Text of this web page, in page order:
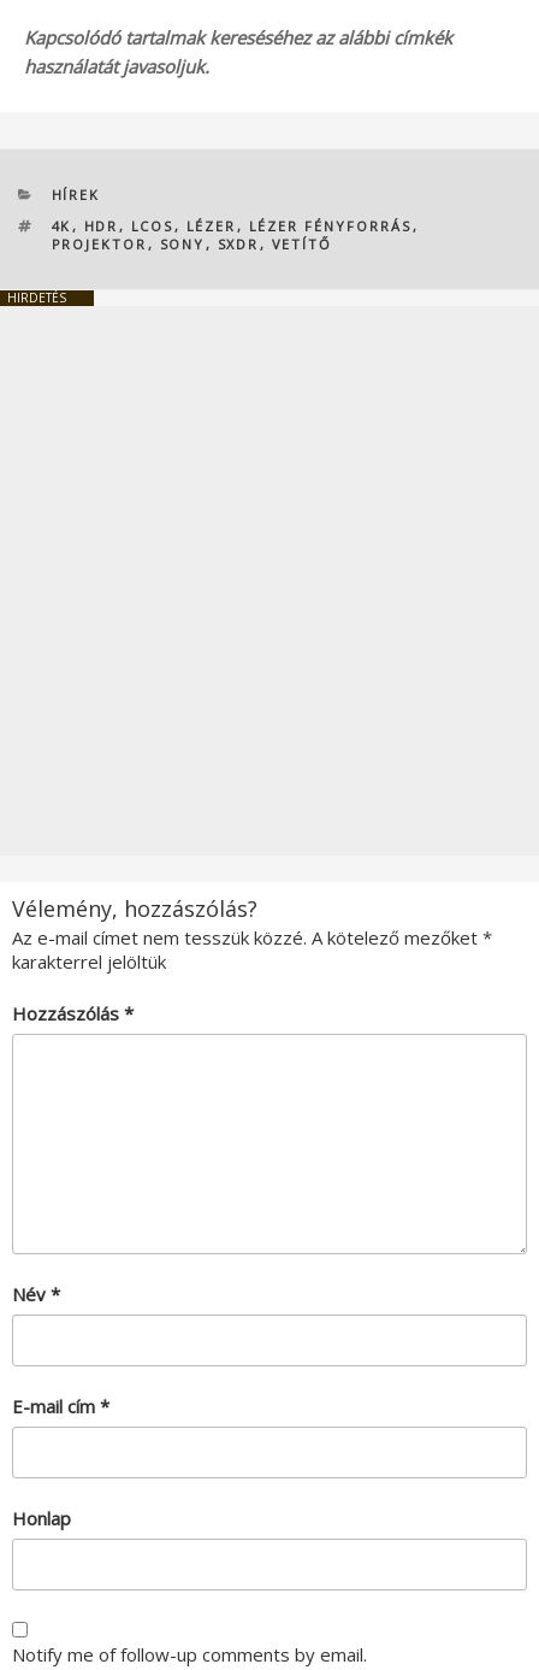
Kapcsolódó tartalmak kereséséhez az alábbi címkék
használatát javasoljuk.
KATEGÓRIÁK
HÍREK
CÍMKÉK
4K , HDR , LCOS , LÉZER , LÉZER FÉNYFORRÁS ,
PROJEKTOR , SONY , SXDR , VETÍTŐ
HIRDETÉS
Vélemény, hozzászólás?
Az e-mail címet nem tesszük közzé. A kötelező mezőket *
karakterrel jelöltük
Hozzászólás *
Név *
E-mail cím *
Honlap
Notify me of follow-up comments by email.